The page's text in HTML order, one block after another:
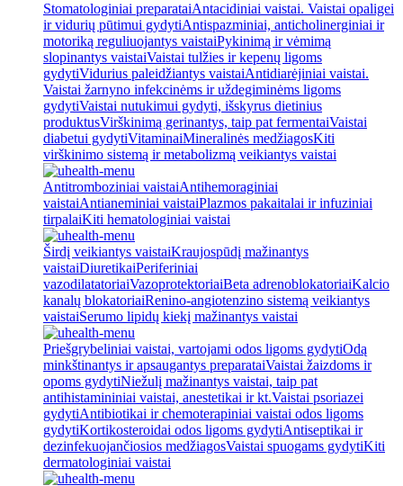
Stomatologiniai preparataiAntacidiniai vaistai. Vaistai opaligei
ir vidurių pūtimui gydytiAntispazminiai, anticholinerginiai ir
motoriką reguliuojantys vaistaiPykinimą ir vėmimą
slopinantys vaistaiVaistai tulžies ir kepenų ligoms
gydytiVidurius paleidžiantys vaistaiAntidiarėjiniai vaistai.
Vaistai žarnyno infekcinėms ir uždegiminėms ligoms
gydytiVaistai nutukimui gydyti, išskyrus dietinius
produktusVirškinimą gerinantys, taip pat fermentaiVaistai
diabetui gydytiVitaminaiMineralinės medžiagosKiti
virškinimo sistemą ir metabolizmą veikiantys vaistai
Antitromboziniai vaistaiAntihemoraginiai
vaistaiAntianeminiai vaistaiPlazmos pakaitalai ir infuziniai
tirpalaiKiti hematologiniai vaistai
Širdį veikiantys vaistaiKraujospūdį mažinantys
vaistaiDiuretikaiPeriferiniai
vazodilatatoriaiVazoprotektoriaiBeta adrenoblokatoriaiKalcio
kanalų blokatoriaiRenino-angiotenzino sistemą veikiantys
vaistaiSerumo lipidų kiekį mažinantys vaistai
Priešgrybeliniai vaistai, vartojami odos ligoms gydytiOdą
minkštinantys ir apsaugantys preparataiVaistai žaizdoms ir
opoms gydytiNiežulį mažinantys vaistai, taip pat
antihistamininiai vaistai, anestetikai ir kt.Vaistai psoriazei
gydytiAntibiotikai ir chemoterapiniai vaistai odos ligoms
gydytiKortikosteroidai odos ligoms gydytiAntiseptikai ir
dezinfekuojančiosios medžiagosVaistai spuogams gydytiKiti
dermatologiniai vaistai